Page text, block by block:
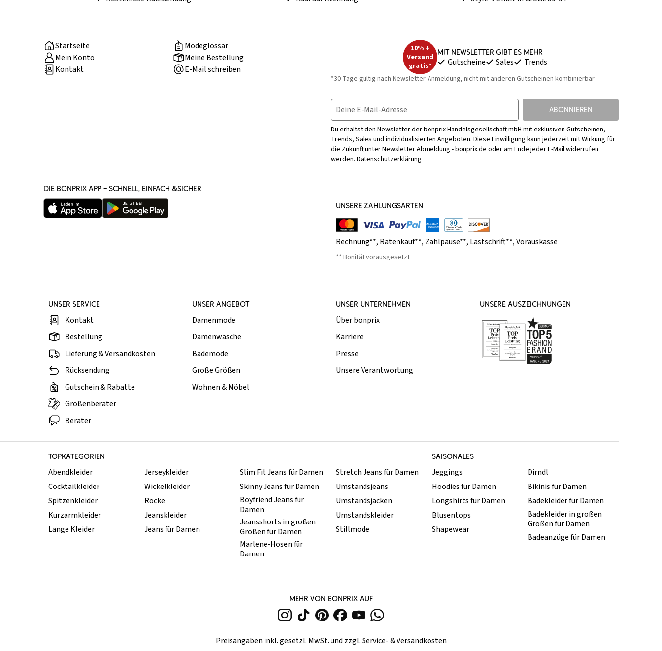
Startseite
Modeglossar
Mein Konto
Meine Bestellung
Kontakt
E-Mail schreiben
10% +
Versand
gratis*
Mit Newsletter gibt es mehr
Gutscheine Sales Trends
*30 Tage gültig nach Newsletter-Anmeldung, nicht mit anderen Gutscheinen kombinierbar
Deine E-Mail-Adresse ABONNIEREN
Du erhältst den Newsletter der bonprix Handelsgesellschaft mbH mit exklusiven Gutscheinen,
Trends, Sales und individualisierten Angeboten. Diese Einwilligung kann jederzeit mit Wirkung für
die Zukunft unterNewsletter Abmeldung - bonprix.deoder am Ende jeder E-Mail widerrufen
werden. Datenschutzerklärung
DIE BONPRIX APP – SCHNELL, EINFACH &SICHER
UNSERE ZAHLUNGSARTEN
Rechnung**, Ratenkauf**, Zahlpause**, Lastschrift**,Vorauskasse
** Bonität vorausgesetzt
UNSER SERVICE
Kontakt
Bestellung
Lieferung & Versandkosten
Rücksendung
Gutschein & Rabatte
Größenberater
Berater
UNSER ANGEBOT
Damenmode
Damenwäsche
Bademode
Große Größen
Wohnen & Möbel
UNSER UNTERNEHMEN
Über bonprix
Karriere
Presse
Unsere Verantwortung
UNSERE AUSZEICHNUNGEN
TOPKATEGORIEN SAISONALES
Abendkleider
Cocktailkleider
Spitzenkleider
Kurzarmkleider
Lange Kleider
Jerseykleider
Wickelkleider
Röcke
Jeanskleider
Jeans für Damen
Slim Fit Jeans für Damen
Skinny Jeans für Damen
Boyfriend Jeans für
Damen
Jeansshorts in großen
Größen für Damen
Marlene-Hosen für
Damen
Stretch Jeans für Damen
Umstandsjeans
Umstandsjacken
Umstandskleider
Stillmode
Jeggings
Hoodies für Damen
Longshirts für Damen
Blusentops
Shapewear
Dirndl
Bikinis für Damen
Badekleider für Damen
Badekleider in großen
Größen für Damen
Badeanzüge für Damen
MEHR VON BONPRIX AUF
Preisangaben inkl. gesetzl. MwSt. und zzgl.Service- & Versandkosten